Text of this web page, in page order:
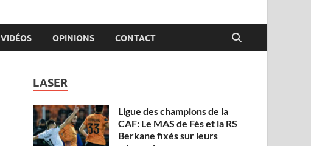
VIDÉOS OPINIONS CONTACT
LASER
Ligue des champions de la
CAF: Le MAS de Fès et la RS
Berkane fixés sur leurs